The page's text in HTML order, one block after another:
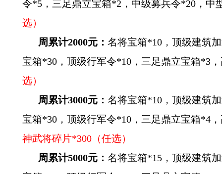
令*5，三足鼎立宝箱*2，中级募兵令*20，中
选）
周累计2000元： 名将宝箱*10，顶级建筑
宝箱*30，顶级行军令*10，三足鼎立宝箱*3
选）
周累计3000元： 名将宝箱*10，顶级建筑
宝箱*30，顶级行军令*10，三足鼎立宝箱*4
神武将碎片*300（任选）
周累计5000元： 名将宝箱*15，顶级建筑